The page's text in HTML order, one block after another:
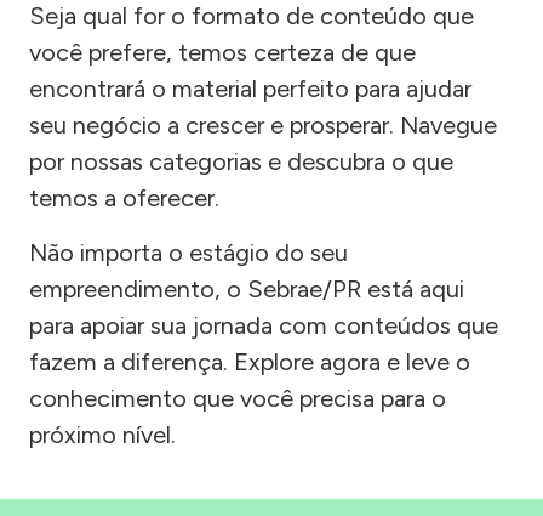
Seja qual for o formato de conteúdo que
você prefere, temos certeza de que
encontrará o material perfeito para ajudar
seu negócio a crescer e prosperar. Navegue
por nossas categorias e descubra o que
temos a oferecer.
Não importa o estágio do seu
empreendimento, o Sebrae/PR está aqui
para apoiar sua jornada com conteúdos que
fazem a diferença. Explore agora e leve o
conhecimento que você precisa para o
próximo nível.